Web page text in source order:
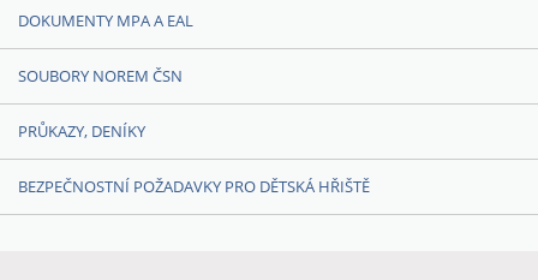
DOKUMENTY MPA A EAL
SOUBORY NOREM ČSN
PRŮKAZY, DENÍKY
BEZPEČNOSTNÍ POŽADAVKY PRO DĚTSKÁ HŘIŠTĚ